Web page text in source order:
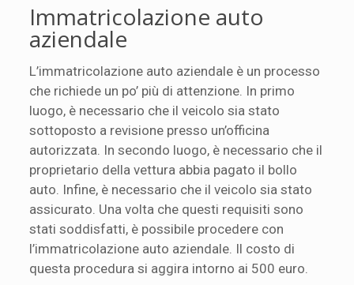
Immatricolazione auto
aziendale
L’immatricolazione auto aziendale è un processo
che richiede un po’ più di attenzione. In primo
luogo, è necessario che il veicolo sia stato
sottoposto a revisione presso un’officina
autorizzata. In secondo luogo, è necessario che il
proprietario della vettura abbia pagato il bollo
auto. Infine, è necessario che il veicolo sia stato
assicurato. Una volta che questi requisiti sono
stati soddisfatti, è possibile procedere con
l’immatricolazione auto aziendale. Il costo di
questa procedura si aggira intorno ai 500 euro.